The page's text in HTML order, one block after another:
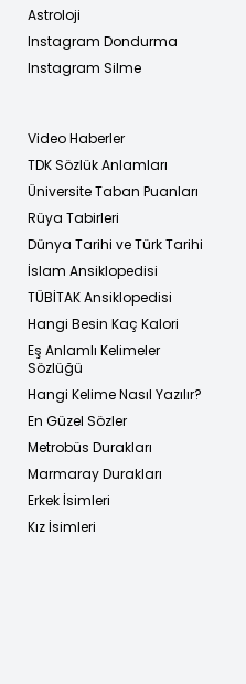
Astroloji
Instagram Dondurma
Instagram Silme
Video Haberler
TDK Sözlük Anlamları
Üniversite Taban Puanları
Rüya Tabirleri
Dünya Tarihi ve Türk Tarihi
İslam Ansiklopedisi
TÜBİTAK Ansiklopedisi
Hangi Besin Kaç Kalori
Eş Anlamlı Kelimeler
Sözlüğü
Hangi Kelime Nasıl Yazılır?
En Güzel Sözler
Metrobüs Durakları
Marmaray Durakları
Erkek İsimleri
Kız İsimleri